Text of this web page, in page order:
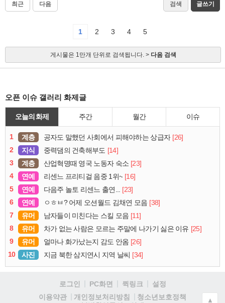
최근 다음 검색 글쓰기
1 2 3 4 5
게시물은 1만개 단위로 검색됩니다. > 다음 검색
오픈 이슈 갤러리 화제글
오늘의 화제 주간 월간 이슈
1 계층 공자도 말했던 사회에서 피해야하는 상급자 [26]
2
지식 중력댐의 건축해부도 [14]
3
계층 산업혁명때 영국 노동자 숙소 [23]
4
연예 리센느 프리티걸 음중 1위~ [16]
5
연예 다음주 놀토 리센느 출연... [23]
6
연예 ㅇㅎㅂ? 어제 오션월드 김채연 모음 [38]
7
유머 남자들이 미친다는 스킬 모음 [11]
8
유머 차가 없는 사람은 모르는 주말에 나가기 싫은 이유 [25]
9
유머 얼마나 화가났는지 감도 안옴 [26]
10
사진 지금 북한 삼지연시 지역 날씨 [34]
로그인 PC화면 퀵링크
설정
이용약관
개인정보처리방침
청소년보호정책
▲